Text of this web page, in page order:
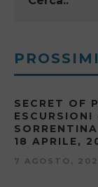
SECRET OF
SORRENTINA
18 APRILE,
7 AGOSTO,